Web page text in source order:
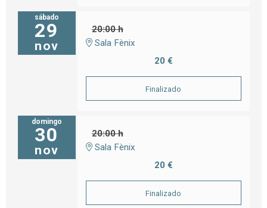
sábado
29
nov
20:00 h
Sala Fènix
20 €
Finalizado
domingo
30
nov
20:00 h
Sala Fènix
20 €
Finalizado